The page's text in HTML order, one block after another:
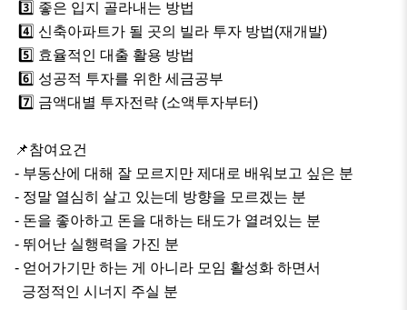
📌참여요건
- 부동산에 대해 잘 모르지만 제대로 배워보고 싶은 분
- 정말 열심히 살고 있는데 방향을 모르겠는 분
- 돈을 좋아하고 돈을 대하는 태도가 열려있는 분
- 뛰어난 실행력을 가진 분
- 얻어가기만 하는 게 아니라 모임 활성화 하면서